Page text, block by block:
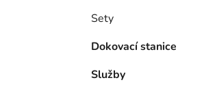
Sety
Dokovací stanice
Služby